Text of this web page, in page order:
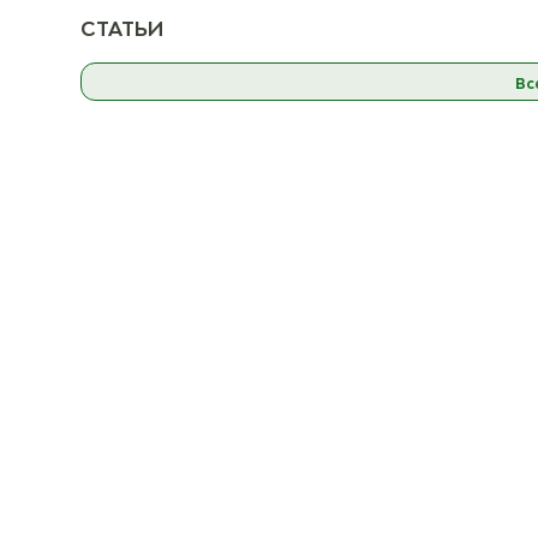
ост. 20
07
СТАТЬИ